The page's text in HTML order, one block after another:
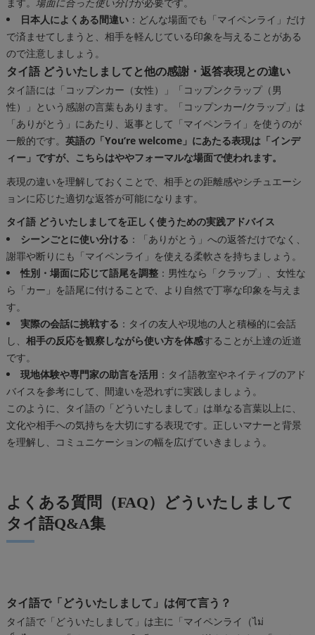
日本人によくある間違い：どんな場面でも「マイペンライ」だけ
で済ませてしまうと、相手を軽んじている印象を与えることがある
ので注意しましょう。
タイ語 どういたしましてと他の感謝・返答表現との違い
タイ語には「コップンカー（女性）」「コップンクラップ（男
性）」という感謝の言葉もあります。「コップンカー/クラップ」は
「ありがとう」にあたり、返事として「マイペンライ」を使うのが
一般的です。 英語の「You’re welcome」にあたる表現は「インデ
ィー」ですが、こちらはややフォーマルな場面で使われます。
表現の違いを理解しておくことで、相手との距離感やシチュエーシ
ョンに応じた適切な返答が可能になります。
タイ語 どういたしましてを正しく使うための実践アドバイス
シーンごとに使い分ける ：「ありがとう」への返答だけでなく、
謝罪や断りにも「マイペンライ」を使える柔軟さを持ちましょう。
性別・場面に応じて語尾を調整：男性なら「クラップ」、女性な
ら「カー」を語尾に付けることで、より自然で丁寧な印象を与えま
す。
実際の会話に挑戦する ：タイの友人や現地の人と積極的に会話
し、 相手の反応を観察しながら使い方を体感することが上達の近道
です。
現地体験や専門家の助言を活用 ：タイ語教室やネイティブのアド
バイスを参考にして、間違いを恐れずに実践しましょう。
このように、タイ語の「どういたしまして」は単なる言葉以上に、
文化や相手への気持ちを大切にする表現です。正しいマナーと背景
を理解し、コミュニケーションの幅を広げていきましょう。
よくある質問（FAQ）どういたしまして
タイ語Q&A集
タイ語で「どういたしまして」は何て言う？
タイ語で「どういたしまして」は主に「マイペンライ（ไม่